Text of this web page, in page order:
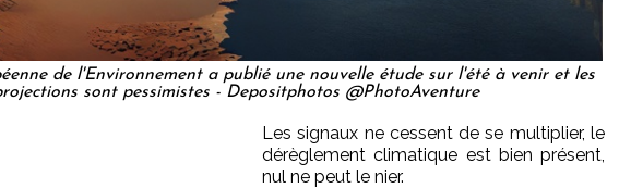
de l'Environnement a publié une nouvelle étude sur l'été à venir et les
sont pessimistes - Depositphotos @PhotoAventure
Les signaux ne cessent de se multiplier, le
dérèglement climatique est bien présent,
nul ne peut le nier.